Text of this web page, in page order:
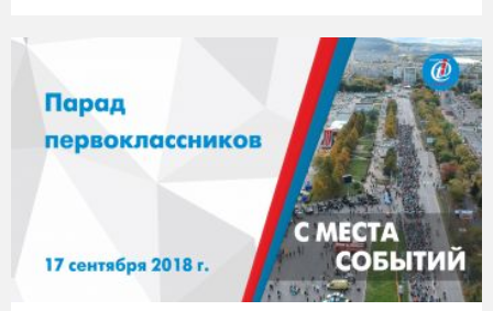
предприниматель Владимир Антонов. Какие проблемы города, по
мнению Владимира Ивановича, нуждаются в незамедлительном
решении, как он намерен развивать Миасс и кого возьмё